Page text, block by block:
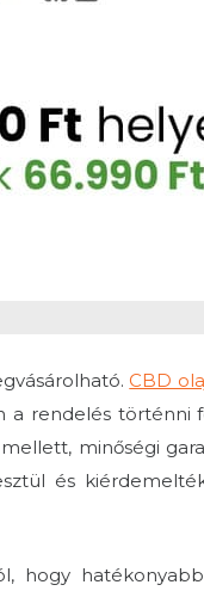
CBD
a rendelés történni
minőségi
és
hogy